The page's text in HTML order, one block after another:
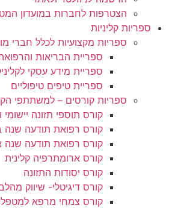
הצטרפות לחברות במועדון
ספריות קליניות
ספריות מקצועיות לכלל חברי
ספריית הבריאות
ספריית מידע עסקי
ספריית טיפים טיפוליים
ספריות קורסים – למשתתפי
קורס תוספי תזונה יישומי
קורס רפואת תודעה שנה
קורס רפואת תודעה שנה
קורס ארומתרפיה קלינית
קורס יסודות התזונה
קורס דיגיטלי- שיווק
קורס צמחי מרפא